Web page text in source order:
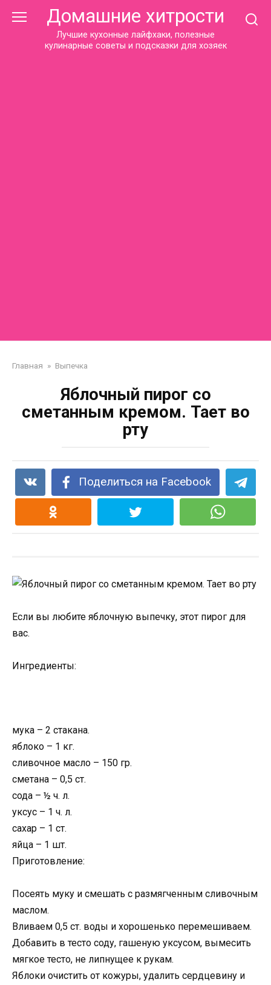
Домашние хитрости
Лучшие кухонные лайфхаки, полезные
кулинарные советы и подсказки для хозяек
Главная » Выпечка
Яблочный пирог со
сметанным кремом. Тает во
рту
Поделиться на Facebook
Если вы любите яблочную выпечку, этот пирог для
вас.
Ингредиенты:
мука – 2 стакана.
яблоко – 1 кг.
сливочное масло – 150 гр.
сметана – 0,5 ст.
сода – ½ ч. л.
уксус – 1 ч. л.
сахар – 1 ст.
яйца – 1 шт.
Приготовление:
Посеять муку и смешать с размягченным сливочным
маслом.
Вливаем 0,5 ст. воды и хорошенько перемешиваем.
Добавить в тесто соду, гашеную уксусом, вымесить
мягкое тесто, не липнущее к рукам.
Яблоки очистить от кожуры, удалить сердцевину и